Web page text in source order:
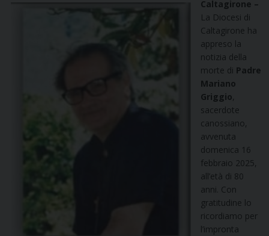
Caltagirone –
La Diocesi di
Caltagirone ha
appreso la
notizia della
morte di Padre
Mariano
Griggio,
sacerdote
canossiano,
avvenuta
domenica 16
febbraio 2025,
all’età di 80
anni. Con
gratitudine lo
ricordiamo per
l’impronta